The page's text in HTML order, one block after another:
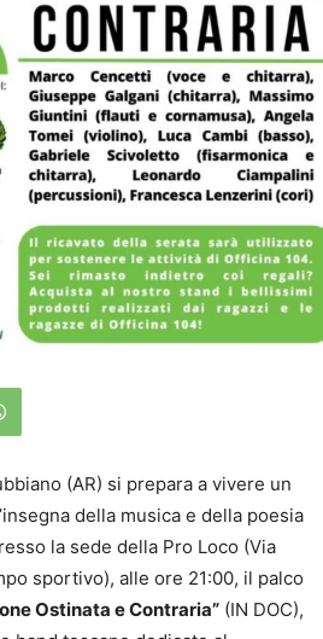
(AR) si prepara a vivere un
della musica e della poesia
la sede della Pro Loco (Via
sportivo), alle ore 21:00, il palco
Ostinata e Contraria” (IN DOC),